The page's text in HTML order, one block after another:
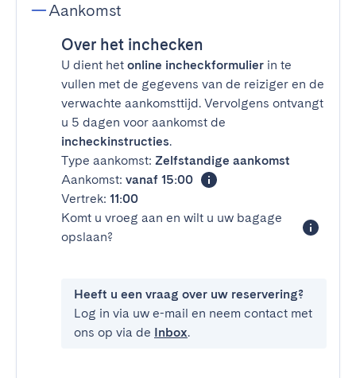
Aankomst
Over het inchecken
U dient het online incheckformulier in te
vullen met de gegevens van de reiziger en de
verwachte aankomsttijd. Vervolgens ontvangt
u 5 dagen voor aankomst de
incheckinstructies.
Type aankomst: Zelfstandige aankomst
Aankomst: vanaf 15:00
Vertrek: 11:00
Komt u vroeg aan en wilt u uw bagage
opslaan?
Heeft u een vraag over uw reservering?
Log in via uw e-mail en neem contact met
ons op via de Inbox.